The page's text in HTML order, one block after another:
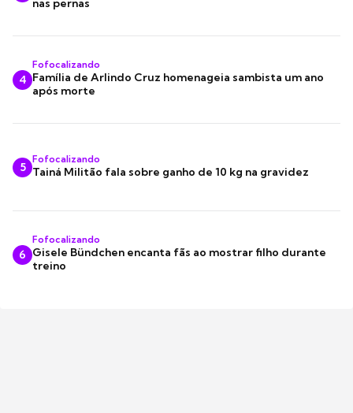
nas pernas
4
Fofocalizando
Família de Arlindo Cruz homenageia sambista um ano
após morte
5
Fofocalizando
Tainá Militão fala sobre ganho de 10 kg na gravidez
6
Fofocalizando
Gisele Bündchen encanta fãs ao mostrar filho durante
treino